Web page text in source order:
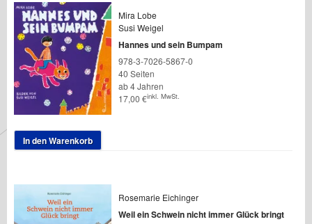
Mira Lobe
Susi Weigel
Hannes und sein Bumpam
978-3-7026-5867-0
40 Seiten
ab 4 Jahren
17,00 €inkl. MwSt.
In den Warenkorb
Rosemarie Eichinger
Weil ein Schwein nicht immer Glück bringt